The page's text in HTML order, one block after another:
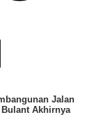
Jalan
Akhirnya